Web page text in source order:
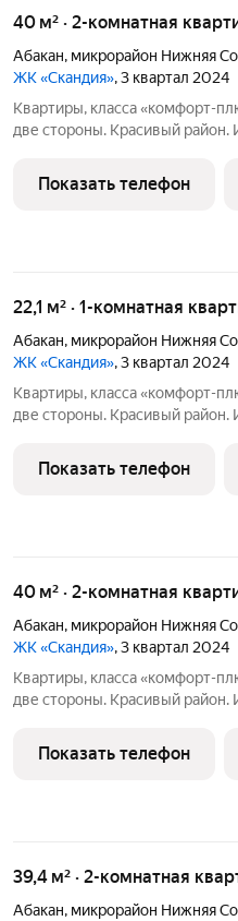
40 м² · 2-комнатная
Абакан, микрорайон Нижняя
ЖК «Скандия», 3 квартал 2024
Квартиры, класса «комфорт-
две стороны. Красивый район.
дистанционно! Звоните, с
Показать телефон
22,1 м² · 1-комнатная
Абакан, микрорайон Нижняя
ЖК «Скандия», 3 квартал 2024
Квартиры, класса «комфорт-
две стороны. Красивый район.
дистанционно! Звоните, с
Показать телефон
40 м² · 2-комнатная
Абакан, микрорайон Нижняя
ЖК «Скандия», 3 квартал 2024
Квартиры, класса «комфорт-
две стороны. Красивый район.
дистанционно! Звоните, с
Показать телефон
39,4 м² · 2-комнатная
Абакан, микрорайон Нижняя